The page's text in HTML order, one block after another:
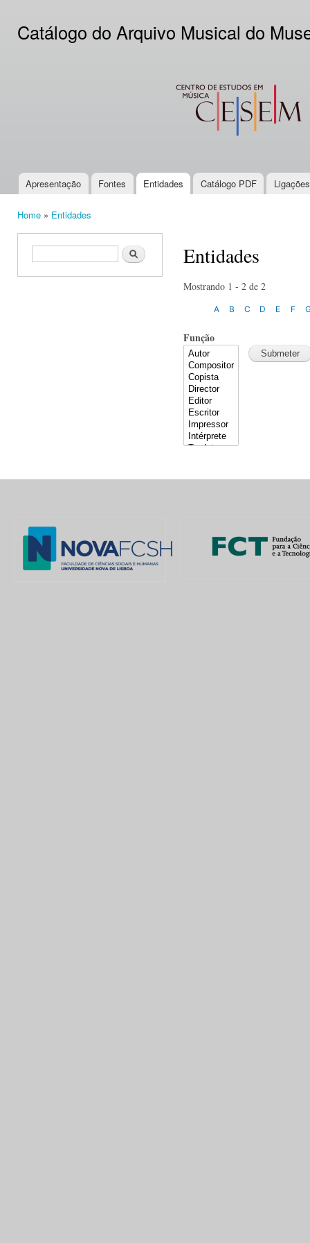
Catálogo do Arquivo Musical do
CESEM
Main menu
Apresentação Fontes Entidades Catálogo PDF
Home » Entidades
Search form Search Entidades
Mostrando 1 - 2 de 2
A B C D E F
Função